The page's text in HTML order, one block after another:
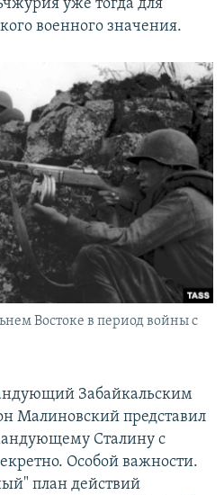
уже тогда для
военного значения.
Востоке в период войны с
Забайкальским
Малиновский представил
Сталину с
Особой важности.
план действий